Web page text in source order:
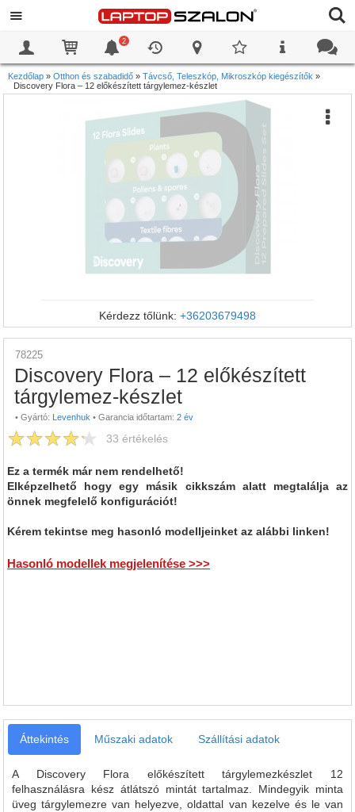
2
Kezdőlap » Otthon és szabadidő » Távcső, Teleszkóp, Mikroszkóp kiegészítők »
Discovery Flora – 12 előkészített tárgylemez-készlet
Kérdezz tőlünk: +36203679498
78225
Discovery Flora – 12 előkészített
tárgylemez-készlet
• Gyártó: Levenhuk • Garancia időtartam: 2 év
33 értékelés
Ez a termék már nem rendelhető!
Elképzelhető hogy egy másik cikkszám alatt megtalálja az
önnek megfelelő konfigurációt!
Kérem tekintse meg hasonló modelljeinket az alábbi linken!
Hasonló modellek megjelenítése >>>
Áttekintés Műszaki adatok Szállítási adatok
A Discovery Flora előkészített tárgylemezkészlet 12
felhasználásra kész átlátszó mintát tartalmaz. Mindegyik minta
üveg tárgylemezre van helyezve, oldattal van kezelve és le van
0
0